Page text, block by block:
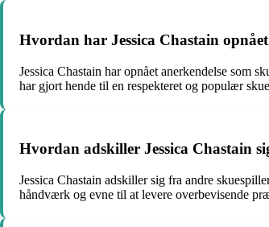
Hvordan har Jessica Chastain
Jessica Chastain har opnået anerkendelse som
har gjort hende til en respekteret og populær
Hvordan adskiller Jessica Chastain
Jessica Chastain adskiller sig fra andre
håndværk og evne til at levere overbevisende